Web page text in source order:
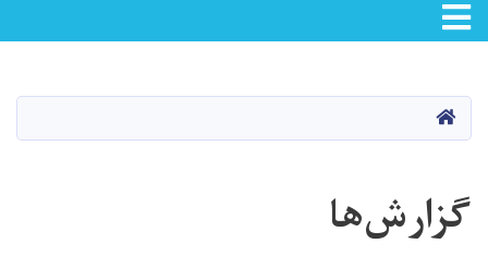
content
Toggle navigation
صفحه اصلی
گزارش‌ها